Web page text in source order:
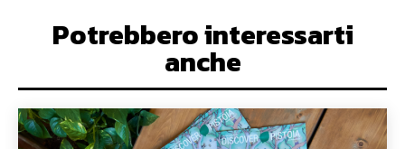
Potrebbero interessarti
anche